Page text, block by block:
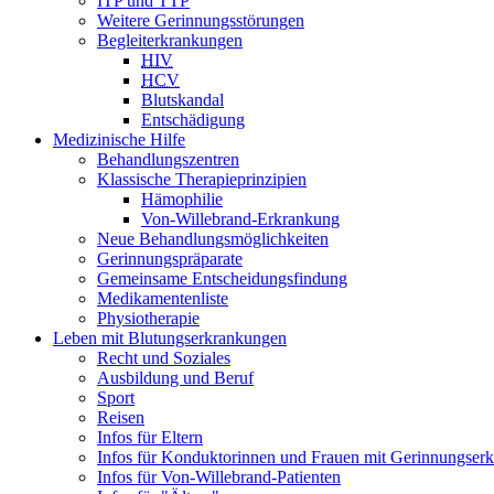
Weitere Gerinnungsstörungen
Begleiterkrankungen
HIV
HCV
Blutskandal
Entschädigung
Medizinische Hilfe
Behandlungszentren
Klassische Therapieprinzipien
Hämophilie
Von-Willebrand-Erkrankung
Neue Behandlungsmöglichkeiten
Gerinnungspräparate
Gemeinsame Entscheidungsfindung
Medikamentenliste
Physiotherapie
Leben mit Blutungserkrankungen
Recht und Soziales
Ausbildung und Beruf
Sport
Reisen
Infos für Eltern
Infos für Konduktorinnen und Frauen mit
Infos für Von-Willebrand-Patienten